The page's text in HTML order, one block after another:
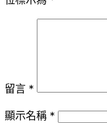
留言 *
顯示名稱 *